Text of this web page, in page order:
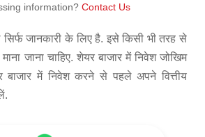
information? Contact Us
जानकारी के लिए है. इसे किसी भी तरह से
जाना चाहिए. शेयर बाजार में निवेश जोखिम
बाजार में निवेश करने से पहले अपने वित्तीय